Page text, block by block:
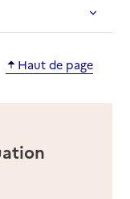
Haut de page